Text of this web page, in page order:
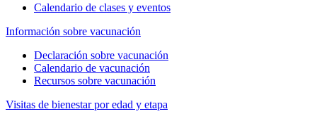
Calendario de clases y eventos
Información sobre vacunación
Declaración sobre vacunación
Calendario de vacunación
Recursos sobre vacunación
Visitas de bienestar por edad y etapa